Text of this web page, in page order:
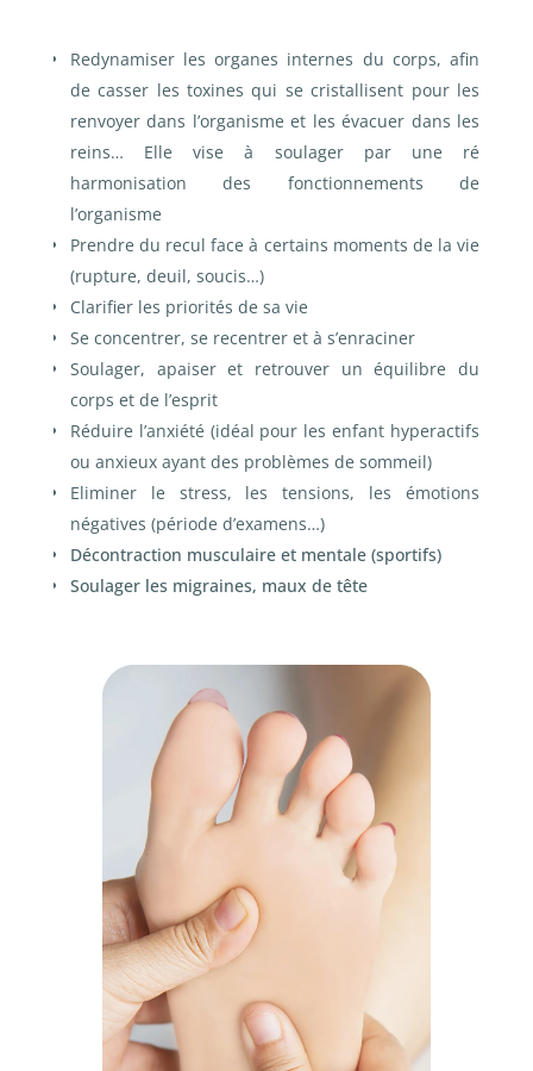
Redynamiser les organes internes du corps, afin
de casser les toxines qui se cristallisent pour les
renvoyer dans l’organisme et les évacuer dans les
reins… Elle vise à soulager par une ré
harmonisation des fonctionnements de
l’organisme
Prendre du recul face à certains moments de la vie
(rupture, deuil, soucis…)
Clarifier les priorités de sa vie
Se concentrer, se recentrer et à s’enraciner
Soulager, apaiser et retrouver un équilibre du
corps et de l’esprit
Réduire l’anxiété (idéal pour les enfant hyperactifs
ou anxieux ayant des problèmes de sommeil)
Eliminer le stress, les tensions, les émotions
négatives (période d’examens…)
Décontraction musculaire et mentale (sportifs)
Soulager les migraines, maux de tête